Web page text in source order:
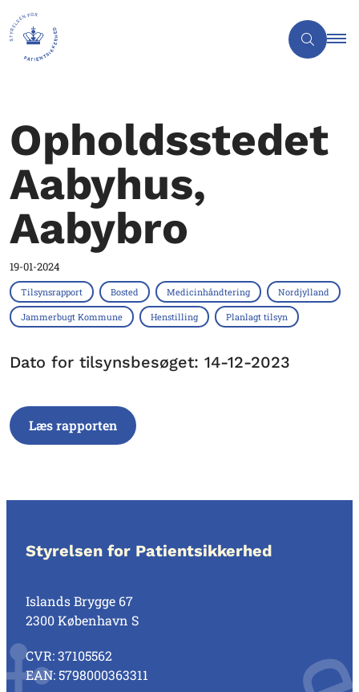
Opholdsstedet
Aabyhus,
Aabybro
19-01-2024
Tilsynsrapport Bosted Medicinhåndtering Nordjylland
Jammerbugt Kommune Henstilling Planlagt tilsyn
Dato for tilsynsbesøget: 14-12-2023
Læs rapporten
Styrelsen for Patientsikkerhed
Islands Brygge 67
2300 København S
CVR: 37105562
EAN: 5798000363311